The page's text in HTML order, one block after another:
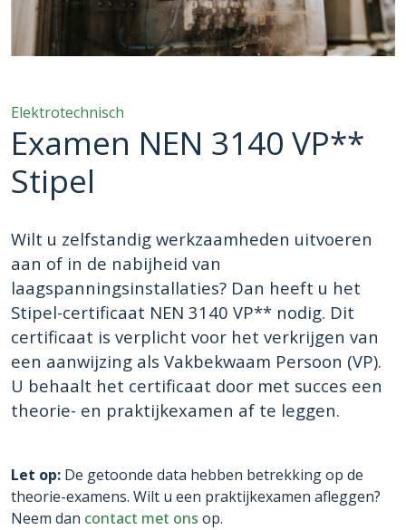
Elektrotechnisch
Examen NEN 3140 VP**
Stipel
Wilt u zelfstandig werkzaamheden uitvoeren
aan of in de nabijheid van
laagspanningsinstallaties? Dan heeft u het
Stipel-certificaat NEN 3140 VP** nodig. Dit
certificaat is verplicht voor het verkrijgen van
een aanwijzing als Vakbekwaam Persoon (VP).
U behaalt het certificaat door met succes een
theorie- en praktijkexamen af te leggen.
Let op: De getoonde data hebben betrekking op de
theorie-examens. Wilt u een praktijkexamen afleggen?
Neem dan contact met ons op.